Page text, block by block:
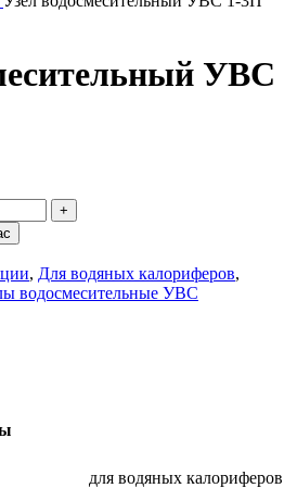
УВС
, Для водяных калориферов,
водосмесительные УВС
для водяных калориферов